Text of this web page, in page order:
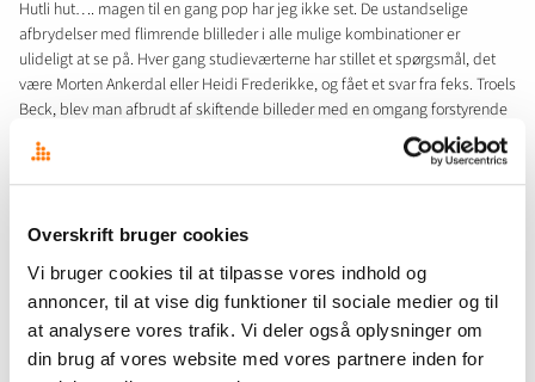
Overskrift bruger cookies
Vi bruger cookies til at tilpasse vores indhold og
annoncer, til at vise dig funktioner til sociale medier og til
at analysere vores trafik. Vi deler også oplysninger om
din brug af vores website med vores partnere inden for
Hutli hut…. magen til en gang pop har jeg ikke set. De ustandselige
afbrydelser med flimrende blilleder i alle mulige kombinationer er
ulideligt at se på. Hver gang studieværterne har stillet et spørgsmål, det
være Morten Ankerdal eller Heidi Frederikke, og fået et svar fra feks. Troels
Beck, blev man afbrudt af skiftende billeder med en omgang forstyrende
spots. Netop Beck – der er en ydest fornuftig og dygtig mand at høre på –
lod demonstrativt sit hoved og øjne flakke fra side til side efter han var
“på” igen efter en omgang poppet lir… det var nok ikke lige meningen at
os andre. Tag jer sammen og fjern alle de ligegyldige spots – I har i
forvejen rigeligt med afbrydelser når de nu engang “nødvendige”
reklamer køre over skærmen.
Der meget at lære – men lad være med at efterligne Amerikansk TV –
danskere har end anden smag – jeg der er bred opbakning til denne
opfattelse, men folk må tage det med, for alle vil gerne se sport – bare